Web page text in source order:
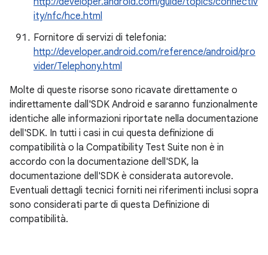
ity/nfc/hce.html
Fornitore di servizi di telefonia:
http://developer.android.com/reference/android/pro
vider/Telephony.html
Molte di queste risorse sono ricavate direttamente o
indirettamente dall'SDK Android e saranno funzionalmente
identiche alle informazioni riportate nella documentazione
dell'SDK. In tutti i casi in cui questa definizione di
compatibilità o la Compatibility Test Suite non è in
accordo con la documentazione dell'SDK, la
documentazione dell'SDK è considerata autorevole.
Eventuali dettagli tecnici forniti nei riferimenti inclusi sopra
sono considerati parte di questa Definizione di
compatibilità.